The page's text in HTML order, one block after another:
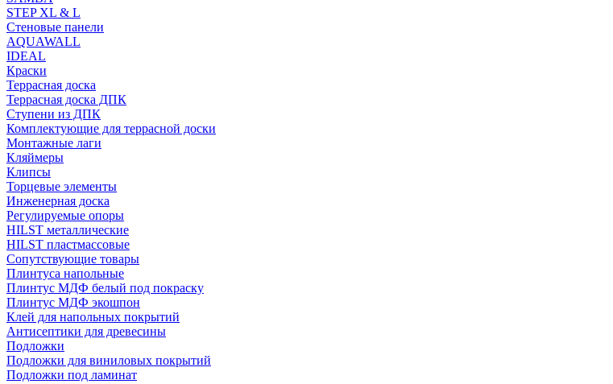
STEP XL & L
Стеновые панели
AQUAWALL
IDEAL
Краски
Террасная доска
Террасная доска ДПК
Ступени из ДПК
Комплектующие для террасной доски
Монтажные лаги
Кляймеры
Клипсы
Торцевые элементы
Инженерная доска
Регулируемые опоры
HILST металлические
HILST пластмассовые
Сопутствующие товары
Плинтуса напольные
Плинтус МДФ белый под покраску
Плинтус МДФ экошпон
Клей для напольных покрытий
Антисептики для древесины
Подложки
Подложки для виниловых покрытий
Подложки под ламинат